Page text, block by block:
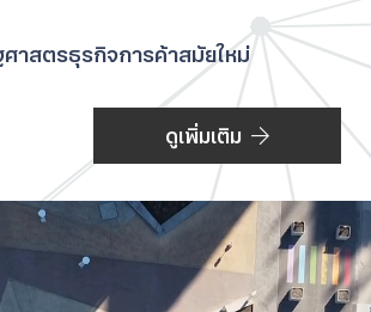
ศาสตรธุรกิจการค้าสมัยใหม่
ดูเพิ่มเติม